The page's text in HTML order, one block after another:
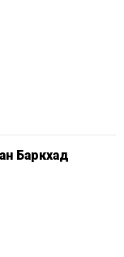
Баркхад